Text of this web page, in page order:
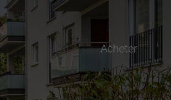
Acheter